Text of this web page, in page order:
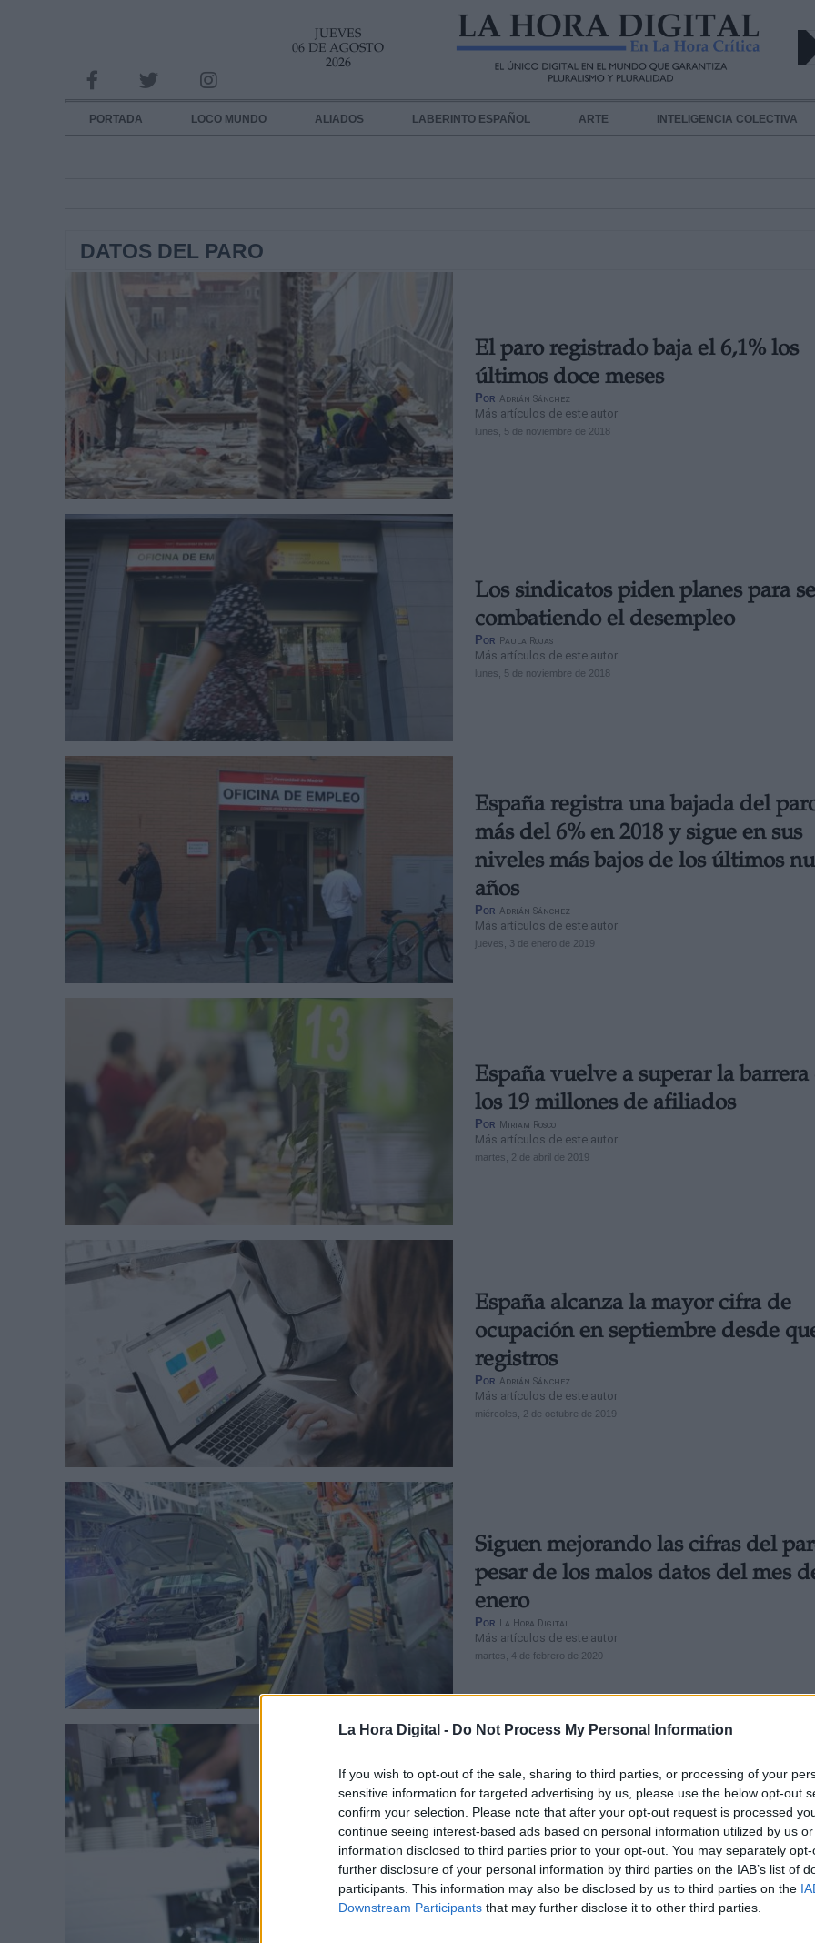
La Hora Digital - Do Not Process My Personal Information
If you wish to opt-out of the sale, sharing to third parties, or processing of your
sensitive information for targeted advertising by us, please use the below opt-out
confirm your selection. Please note that after your opt-out request is processed
continue seeing interest-based ads based on personal information utilized by us
information disclosed to third parties prior to your opt-out. You may separately
further disclosure of your personal information by third parties on the IAB’s list of
participants. This information may also be disclosed by us to third parties on the
Downstream Participants that may further disclose it to other third parties.
JUEVES
06 DE AGOSTO
2026
PORTADA LOCO MUNDO ALIADOS LABERINTO ESPAÑOL ARTE INTELIGENCIA COLECTIVA
DATOS DEL PARO
El paro registrado baja el 6,1% los
últimos doce meses
Por Adrián Sánchez
Más artículos de este autor
lunes, 5 de noviembre de 2018
Los sindicatos piden planes para
combatiendo el desempleo
Por Paula Rojas
Más artículos de este autor
lunes, 5 de noviembre de 2018
España registra una bajada del
más del 6% en 2018 y sigue en sus
niveles más bajos de los últimos
años
Por Adrián Sánchez
Más artículos de este autor
jueves, 3 de enero de 2019
España vuelve a superar la barrera
los 19 millones de afiliados
Por Miriam Rosco
Más artículos de este autor
martes, 2 de abril de 2019
España alcanza la mayor cifra de
ocupación en septiembre desde
registros
Por Adrián Sánchez
Más artículos de este autor
miércoles, 2 de octubre de 2019
Siguen mejorando las cifras del
pesar de los malos datos del mes
enero
Por La Hora Digital
Más artículos de este autor
martes, 4 de febrero de 2020
Una nueva bajada del paro sitúa
de desempleados a niveles de hace
años
La Hora Digital
Más artículos de este autor
martes, 3 de marzo de 2020
INFORMACION SOBRE LA PROTECCIÓN DE TUS DATOS
Responsable:
link